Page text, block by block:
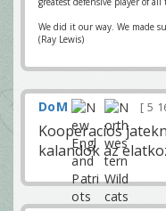
We did it our way. We made
(Ray Lewis)
DoM 5
Kooperacios
kalandok az